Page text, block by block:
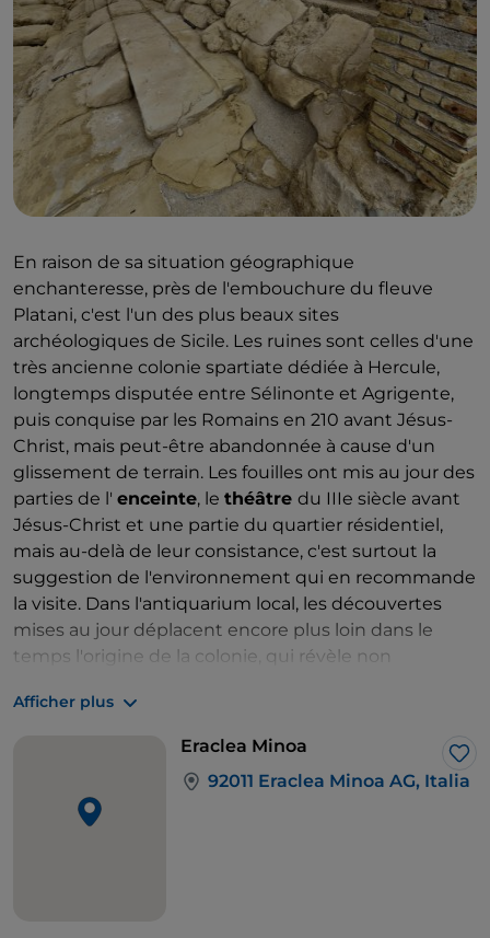
En raison de sa situation géographique
enchanteresse, près de l'embouchure du fleuve
Platani, c'est l'un des plus beaux sites
archéologiques de Sicile. Les ruines sont celles d'une
très ancienne colonie spartiate dédiée à Hercule,
longtemps disputée entre Sélinonte et Agrigente,
puis conquise par les Romains en 210 avant Jésus-
Christ, mais peut-être abandonnée à cause d'un
glissement de terrain. Les fouilles ont mis au jour des
parties de l' enceinte, le théâtre du IIIe siècle avant
Jésus-Christ et une partie du quartier résidentiel,
mais au-delà de leur consistance, c'est surtout la
suggestion de l'environnement qui en recommande
la visite. Dans l'antiquarium local, les découvertes
mises au jour déplacent encore plus loin dans le
temps l'origine de la colonie, qui révèle non
mais aussi des fréquentations au Néolithique.
Afficher plus
Eraclea Minoa
92011 Eraclea Minoa AG, Italia